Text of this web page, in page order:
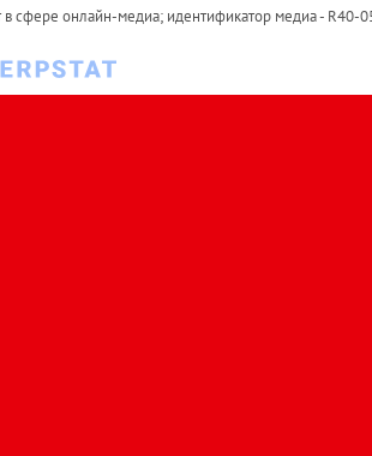
в сфере онлайн-медиа; идентификатор медиа - R40-